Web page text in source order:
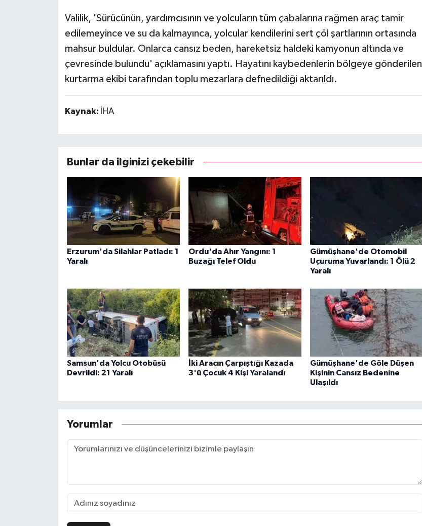
Valilik, 'Sürücünün, yardımcısının ve yolcuların tüm çabalarına rağmen araç tamir
edilemeyince ve su da kalmayınca, yolcular kendilerini sert çöl şartlarının ortasında
mahsur buldular. Onlarca cansız beden, hareketsiz haldeki kamyonun altında ve
çevresinde bulundu' açıklamasını yaptı. Hayatını kaybedenlerin bölgeye gönderilen
kurtarma ekibi tarafından toplu mezarlara defnedildiği aktarıldı.
Kaynak: İHA
Bunlar da ilginizi çekebilir
Erzurum'da Silahlar Patladı: 1
Yaralı
Ordu'da Ahır Yangını: 1
Buzağı Telef Oldu
Gümüşhane'de Otomobil
Uçuruma Yuvarlandı: 1 Ölü 2
Yaralı
Samsun'da Yolcu Otobüsü
Devrildi: 21 Yaralı
İki Aracın Çarpıştığı Kazada
3'ü Çocuk 4 Kişi Yaralandı
Gümüşhane'de Göle Düşen
Kişinin Cansız Bedenine
Ulaşıldı
Yorumlar